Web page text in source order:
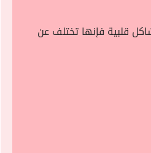
قلبية فإنها تختلف عن